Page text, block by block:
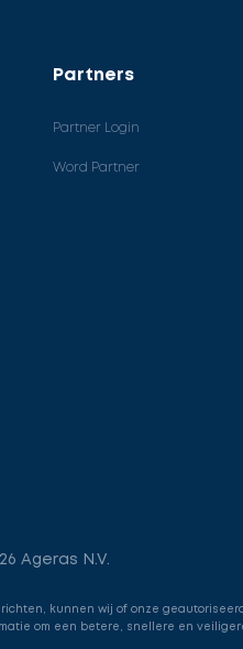
Partners
Partner Login
Word Partner
Ageras N.V.
kunnen wij of onze
om een betere, snellere en